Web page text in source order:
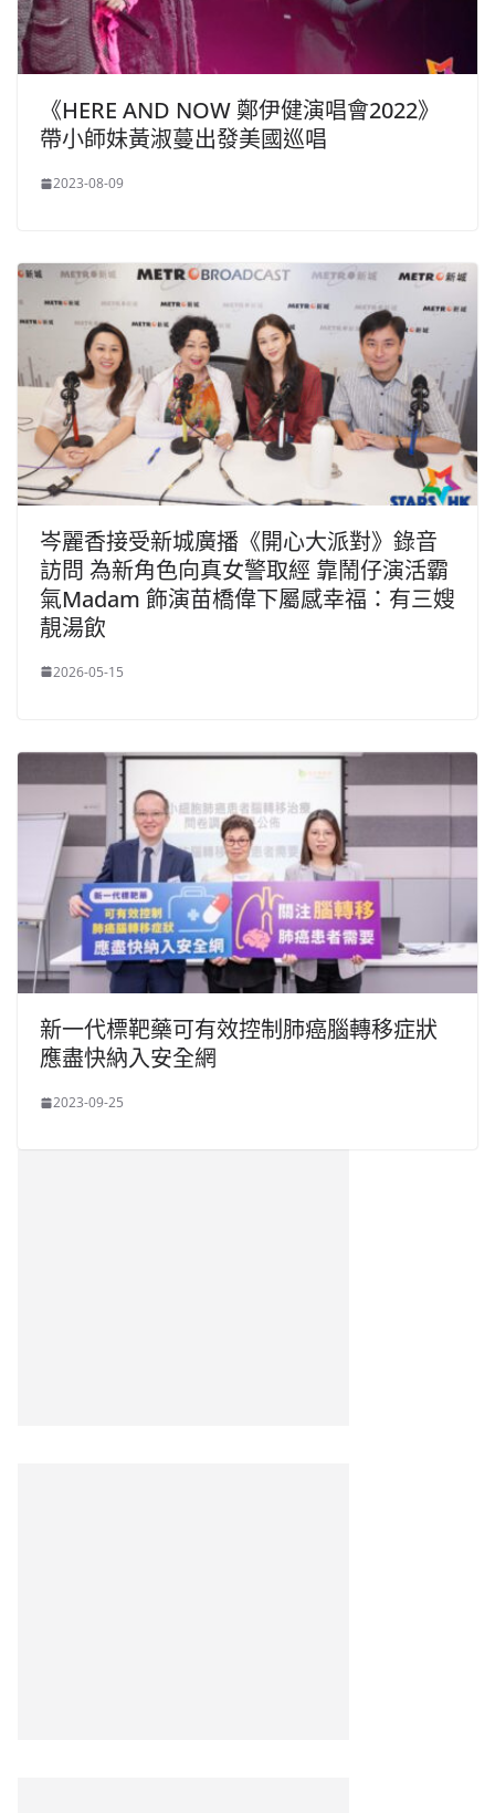
《HERE AND NOW 鄭伊健演唱會2022》
帶小師妹黃淑蔓出發美國巡唱
2023-08-09
岑麗香接受新城廣播《開心大派對》錄音
訪問 為新角色向真女警取經 靠鬧仔演活霸
氣Madam 飾演苗橋偉下屬感幸福：有三嫂
靚湯飲
2026-05-15
新一代標靶藥可有效控制肺癌腦轉移症狀
應盡快納入安全網
2023-09-25